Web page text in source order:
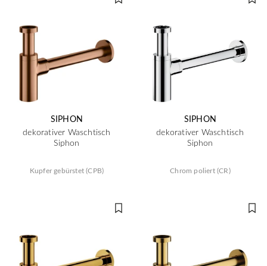
SIPHON
dekorativer Waschtisch
Siphon
Kupfer gebürstet (CPB)
SIPHON
dekorativer Waschtisch
Siphon
Chrom poliert (CR)